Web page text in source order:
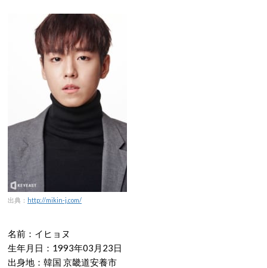
出典： http://mikin-j.com/
名前：イヒョヌ
生年月日：1993年03月23日
出身地：韓国 京畿道安養市